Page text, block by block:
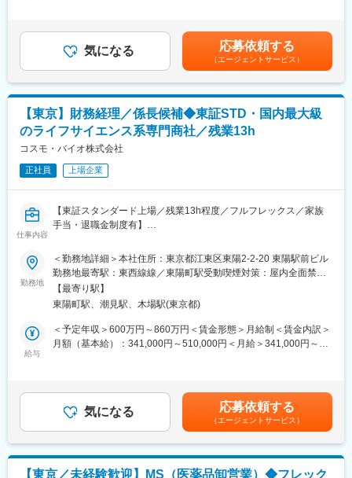
管理資料作成、監査対応
〇税務調査対応、内部統制対応
〇管理会計業務:予算編成、管理資料作成、財務戦略の企画立案
出納業務と決算の補助的業務を通じて業務内の理解を深めていた
だきます。
その後、決算、管理会計と高度化した経験を積んでいただきま
す。派遣社員等への指導も行っていただきます
■就業環境：
フレックスタイム制を活用しておりフレキシブルに就業がしやす
い環境です。入社後1年は出社をベースに勤務頂きますが、2年目
以降はテレワークも活用しながら就業が可能となります。年間休
日も124日とワークライフバランスも両立できる環境です。
と取っている方も多数いらっしゃいます。
残業時間は13時間程度です。
■当社について：
は特にライフサイエンス研究に必要な試薬、機器、受託サービ
ス、および臨床検査薬の仕入販売を主な事業としています。この
当社が保有する製品は世界中の600社にも及ぶメーカーから仕入
れた1200万品目にも及び、顧客の複雑な要望にも積極的に提案を
行うことを可能としています。
変更の範囲：会社の定める業務
を記載■賞与 基本給4か月を想定■家族手当等あり賃金はあくまで
も目安の金額であり、選考を通じて上下する可能性があります。
月給(月額)は固定手当を含めた表記です。
気になる 応募依頼する
（エージェントサービス）
【東京】財務経理／係長候補◆東証STD・国内最大級
のライフサイエンス系専門商社／残業13h
コスモ・バイオ株式会社
正社員 上場企業
仕事内容
【東証スタンダード上場／残業13h程度／フルフレックス／家族
手当・退職金制度有】
■業務概要：
当社及び連結子会社の、各種経理業務をご経験に応じて担当いた
だきます。
体制強化に伴い、部長直下で組織を支えていただくポジションの
募集です。
■業務詳細：
応 等）
・税務対応、内部統制対応
・管理会計（予算編成、分析、財務戦略立案）
入社後は、主に決算業務を担いながらメンバーの業務フォローや
勤務地
＜勤務地詳細＞本社住所：東京都江東区東陽2-2-20 東陽駅前ビル
勤務地最寄駅：東西線線／東陽町駅受動喫煙対策：屋内全面禁煙
変更の範囲：会社の定める事業所（リモートワーク含む）
【最寄り駅】
東陽町駅、潮見駅、木場駅(東京都)
給与
＜予定年収＞600万円～860万円＜賃金形態＞月給制＜賃金内訳＞
月額（基本給）：341,000円～510,000円＜月給＞341,000円～
業時間に応じて別途支給） ※想定年収は残業13時間の場合を記載
賃金はあくまでも目安の金額であり、選考を通じて上下する可能
性があります。月給(月額)は固定手当を含めた表記です。
気になる 応募依頼する
（エージェントサービス）
【東京／未経験歓迎】MS（医薬品卸営業）◆フレック